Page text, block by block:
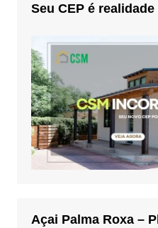
Seu CEP é
Açai Palma Roxa –